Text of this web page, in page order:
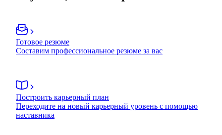
Готовое резюме
Составим профессиональное резюме за вас
Построить карьерный план
Переходите на новый карьерный уровень с помощью
наставника